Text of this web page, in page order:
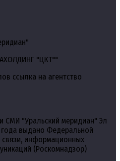
"ЦКТ""
ссылка на агентство
СМИ "Уральский меридиан" Эл
выдано Федеральной
информационных
(Роскомнадзор)